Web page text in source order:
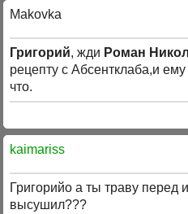
Makovka
Григорий, жди Роман
рецепту с Абсентклаба,и
что.
kaimariss
Григорийо а ты траву перед
высушил???